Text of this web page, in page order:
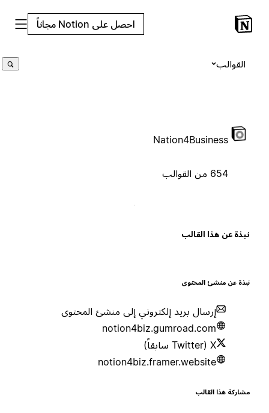
احصل على Notion مجاناً
القوالب
Nation4Business
عن هذا القالب
عن منشئ المحتوى
إرسال بريد إلكتروني إلى منشئ المحتوى
notion4biz.gumroad.com
notion4biz.framer.website
هذا القالب